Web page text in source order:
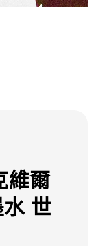
維爾
世